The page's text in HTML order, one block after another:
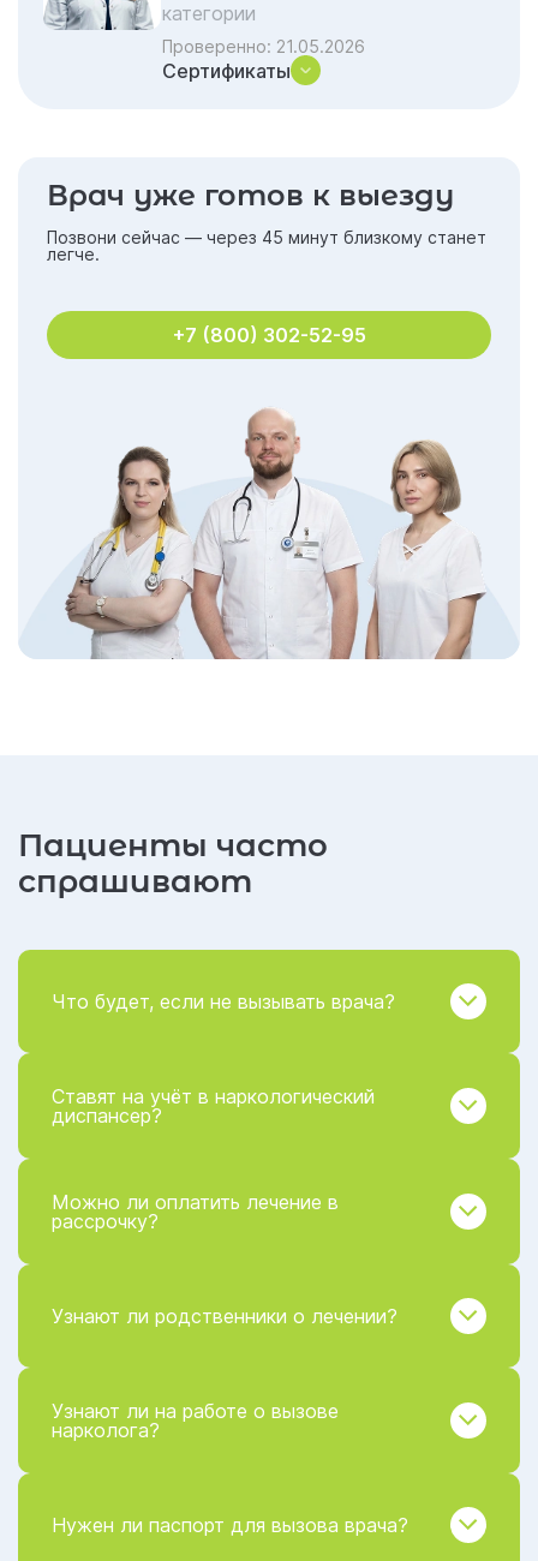
категории
Проверенно: 21.05.2026
Сертификаты
Врач уже готов к выезду
Позвони сейчас — через 45 минут близкому станет
легче.
+7 (800) 302-52-95
Пациенты часто
спрашивают
Что будет, если не вызывать врача?
Ставят на учёт в наркологический
диспансер?
Можно ли оплатить лечение в
рассрочку?
Узнают ли родственники о лечении?
Узнают ли на работе о вызове
нарколога?
Нужен ли паспорт для вызова врача?